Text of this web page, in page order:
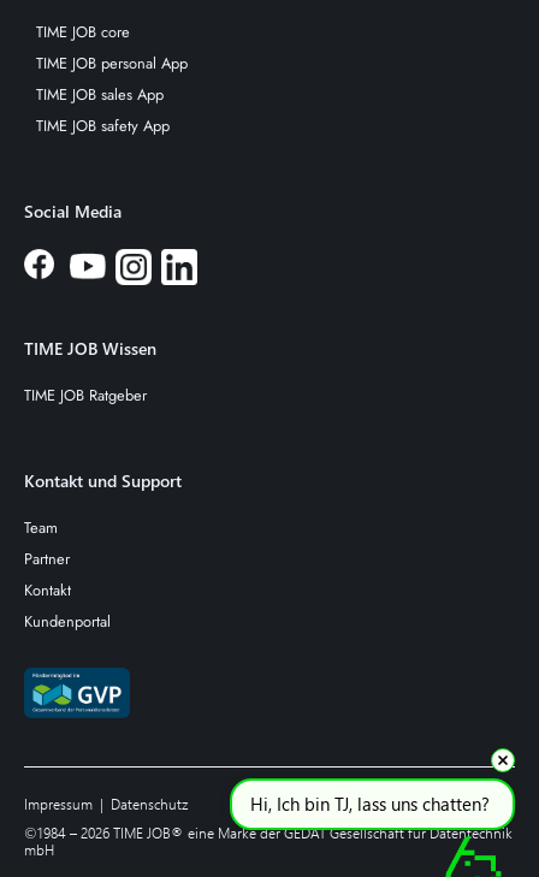
TIME JOB core
TIME JOB personal App
TIME JOB sales App
TIME JOB safety App
Social Media
TIME JOB Wissen
TIME JOB Ratgeber
Kontakt und Support
Team
Partner
Kontakt
Kundenportal
Impressum | Datenschutz
©1984 – 2026 TIME JOB® eine Marke der GEDAT Gesellschaft für Datentechnik
mbH
Hi, Ich bin TJ, lass uns chatten?